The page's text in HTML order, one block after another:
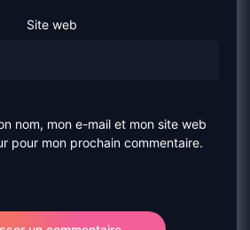
Site web
nom, mon e-mail et mon site web
pour mon prochain commentaire.